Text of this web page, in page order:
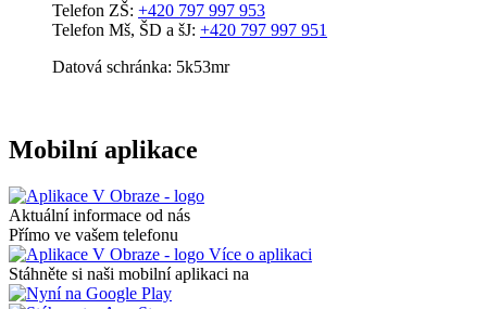
Telefon ZŠ: +420 797 997 953
Telefon Mš, ŠD a šJ: +420 797 997 951
Datová schránka: 5k53mr
Mobilní aplikace
Aktuální informace od nás
Přímo ve vašem telefonu
Více o aplikaci
Stáhněte si naši mobilní aplikaci na